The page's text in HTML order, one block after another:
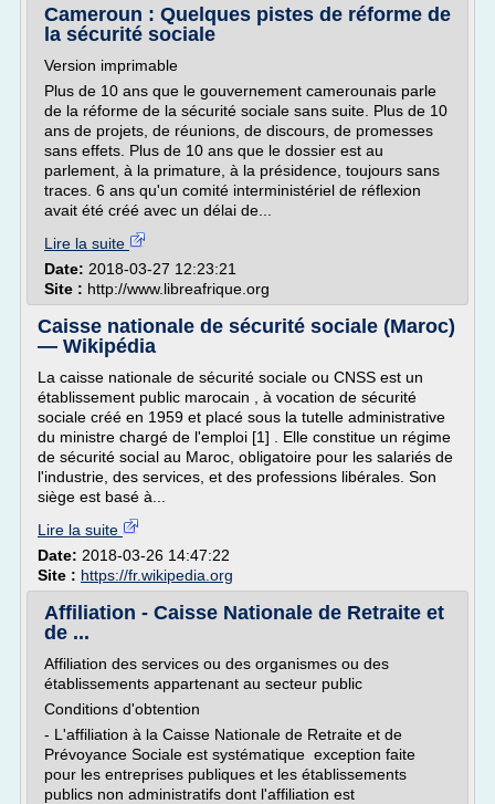
Cameroun : Quelques pistes de réforme de
la sécurité sociale
Version imprimable
Plus de 10 ans que le gouvernement camerounais parle
de la réforme de la sécurité sociale sans suite. Plus de 10
ans de projets, de réunions, de discours, de promesses
sans effets. Plus de 10 ans que le dossier est au
parlement, à la primature, à la présidence, toujours sans
traces. 6 ans qu'un comité interministériel de réflexion
avait été créé avec un délai de...
Lire la suite
Date: 2018-03-27 12:23:21
Site : http://www.libreafrique.org
Caisse nationale de sécurité sociale (Maroc)
— Wikipédia
La caisse nationale de sécurité sociale ou CNSS est un
établissement public marocain , à vocation de sécurité
sociale créé en 1959 et placé sous la tutelle administrative
du ministre chargé de l'emploi [1] . Elle constitue un régime
de sécurité social au Maroc, obligatoire pour les salariés de
l'industrie, des services, et des professions libérales. Son
siège est basé à...
Lire la suite
Date: 2018-03-26 14:47:22
Site : https://fr.wikipedia.org
Affiliation - Caisse Nationale de Retraite et
de ...
Affiliation des services ou des organismes ou des
établissements appartenant au secteur public
Conditions d'obtention
- L'affiliation à la Caisse Nationale de Retraite et de
Prévoyance Sociale est systématique exception faite
pour les entreprises publiques et les établissements
publics non administratifs dont l'affiliation est